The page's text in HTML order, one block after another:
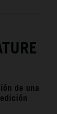
de una